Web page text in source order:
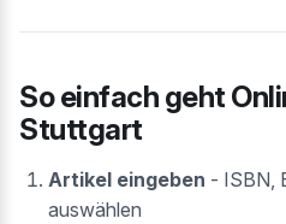
So einfach geht
Stuttgart
Artikel eingeben - ISBN,
auswählen